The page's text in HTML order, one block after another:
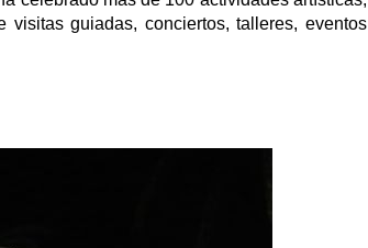
guiadas, conciertos, talleres, eventos